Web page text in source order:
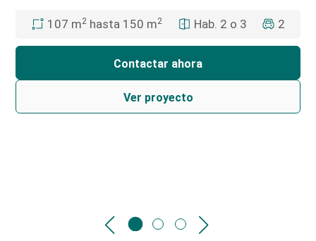
107 m2hasta 150 m2 Hab. 2 o 3 2
Contactar ahora
Ver proyecto